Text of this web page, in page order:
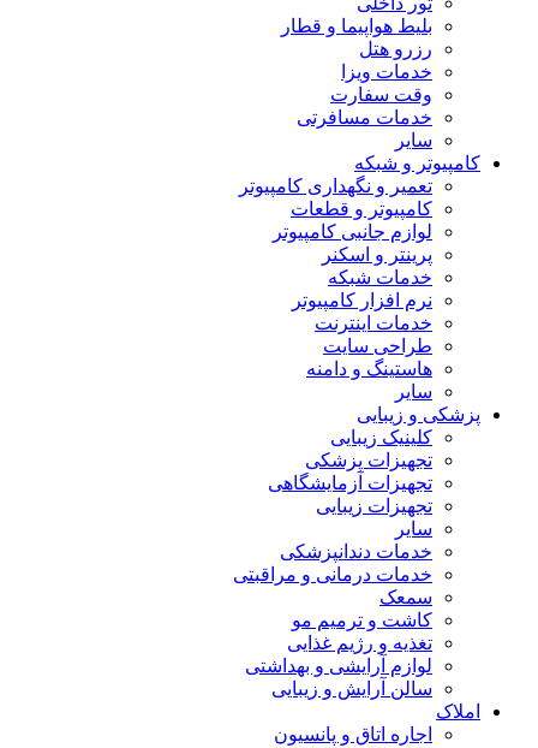
بلیط هواپیما و قطار
رزرو هتل
خدمات ویزا
وقت سفارت
خدمات مسافرتی
سایر
کامپیوتر و شبکه
تعمیر و نگهداری کامپیوتر
کامپیوتر و قطعات
لوازم جانبی کامپیوتر
پرینتر و اسکنر
خدمات شبکه
نرم افزار کامپیوتر
خدمات اینترنت
طراحی سایت
هاستینگ و دامنه
سایر
پزشکی و زیبایی
کلینیک زیبایی
تجهیزات پزشکی
تجهیزات آزمایشگاهی
تجهیزات زیبایی
سایر
خدمات دندانپزشکی
خدمات درمانی و مراقبتی
سمعک
کاشت و ترمیم مو
تغذیه و رژیم غذایی
لوازم آرایشی و بهداشتی
سالن آرایش و زیبایی
املاک
اجاره اتاق و پانسیون